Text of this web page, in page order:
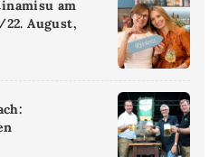
am
August,